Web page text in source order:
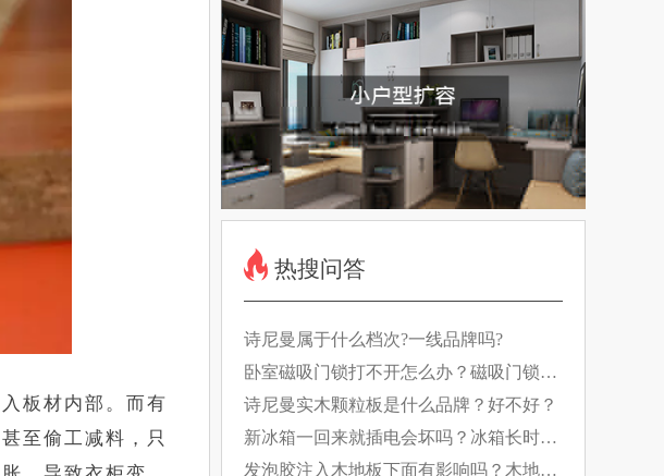
板材内部。而有
至偷工减料，只
热搜问答
诗尼曼属于什么档次?一线品牌吗?
卧室磁吸门锁打不开怎么办？磁吸门锁如
何工作的？
诗尼曼实木颗粒板是什么品牌？好不好？
新冰箱一回来就插电会坏吗？冰箱长时间
断电有什么影响？
发泡胶注入木地板下面有影响吗？木地板